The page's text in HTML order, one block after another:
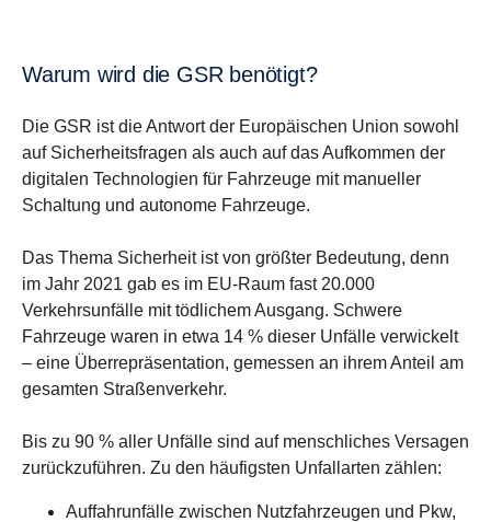
Warum wird die GSR benötigt?
Die GSR ist die Antwort der Europäischen Union sowohl
auf Sicherheitsfragen als auch auf das Aufkommen der
digitalen Technologien für Fahrzeuge mit manueller
Schaltung und autonome Fahrzeuge.
Das Thema Sicherheit ist von größter Bedeutung, denn
im Jahr 2021 gab es im EU-Raum fast 20.000
Verkehrsunfälle mit tödlichem Ausgang. Schwere
Fahrzeuge waren in etwa 14 % dieser Unfälle verwickelt
– eine Überrepräsentation, gemessen an ihrem Anteil am
gesamten Straßenverkehr.
Bis zu 90 % aller Unfälle sind auf menschliches Versagen
zurückzuführen. Zu den häufigsten Unfallarten zählen:
Auffahrunfälle zwischen Nutzfahrzeugen und Pkw,